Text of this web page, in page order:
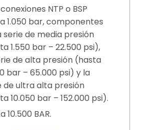
NTP o BSP
1.050 bar, componentes
serie de media presión
1.550 bar – 22.500 psi),
de alta presión (hasta
bar – 65.000 psi) y la
de ultra alta presión
10.050 bar – 152.000 psi).
10.500 BAR.